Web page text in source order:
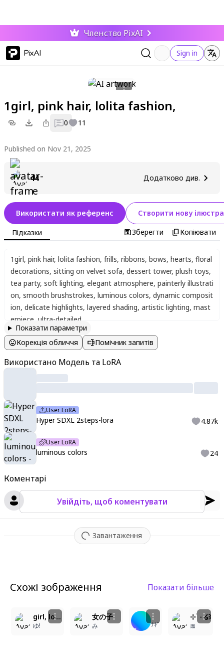
Членство PixAI
PixAI Sign in
1girl, pink hair, lolita fashion,
0 11
Published on Nov 21, 2025
44 Додатково див.
Коментарі
Увійдіть, щоб коментувати
Завантаження
Використати як референс Створити нову
Підказки Зберегти Копіювати
1girl, pink hair, lolita fashion, frills, ribbons, bows, hearts, floral
decorations, sitting on velvet sofa, dessert tower, plush toys,
tea party, soft lighting, elegant atmosphere, painterly illustrati
on, smooth brushstrokes, luminous colors, dynamic composit
ion, delicate highlights, layered shading, artistic lighting, mast
erpiece ultra-detailed
Показати параметри
Корекція обличчя
Помічник запитів
Використано Модель та LoRA
User LoRA
Hyper SDXL 2steps-lora 4.87k
User LoRA
luminous colors 24
Схожі зображення Показати більше
girl, long pink hair, red eyes, twin tails, bonnet hat. Masterpiece, top quality, latest style, anime style, high definition, fantasy, refined line art, elegant composition, intricate hair detail, fantasy castle interior background, shallow depth of field, beautiful girl, sparkling eyes, high quality, top quality. Tea party background, tea set, cake.
ゆ!
女の子
み ﾅｷﾞ
⊹ ࣪ ˖ ໒꒱
🎀